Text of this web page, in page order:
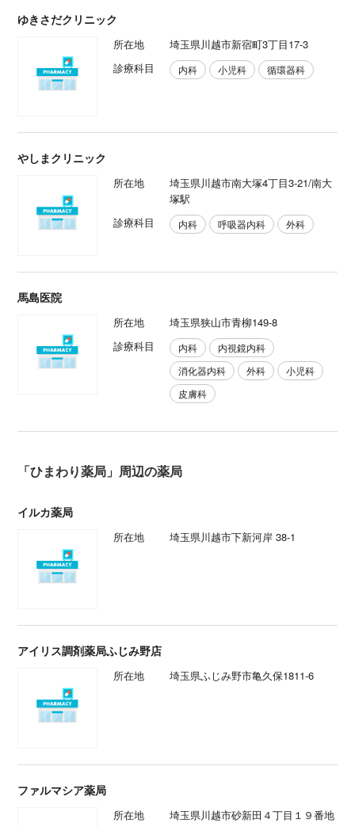
ゆきさだクリニック
所在地
埼玉県川越市新宿町3丁目17-3
診療科目
内科 小児科 循環器科
やしまクリニック
所在地
埼玉県川越市南大塚4丁目3-21/南大
塚駅
診療科目
内科 呼吸器内科 外科
馬島医院
所在地
埼玉県狭山市青柳149-8
診療科目
内科
内視鏡内科
消化器内科
外科
小児科
皮膚科
「ひまわり薬局」周辺の薬局
イルカ薬局
所在地 埼玉県川越市下新河岸 38-1
アイリス調剤薬局ふじみ野店
所在地 埼玉県ふじみ野市亀久保1811-6
ファルマシア薬局
所在地
埼玉県川越市砂新田４丁目１９番地